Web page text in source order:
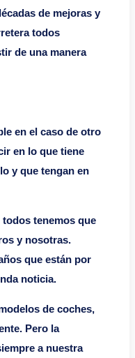
de mejoras y
todos
de una manera
en el caso de otro
en lo que tiene
y que tengan en
tenemos que
y nosotras.
que están por
noticia.
de coches,
Pero la
a nuestra